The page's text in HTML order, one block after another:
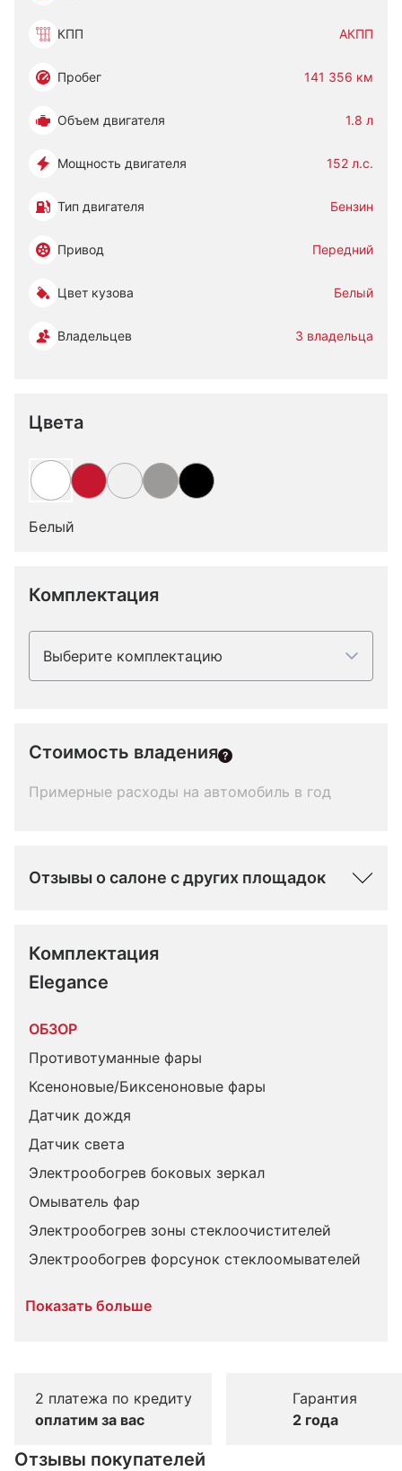
КПП АКПП
Пробег 141 356 км
Объем двигателя 1.8 л
Мощность двигателя 152 л.с.
Тип двигателя Бензин
Привод Передний
Цвет кузова Белый
Владельцев 3 владельца
Цвета
Белый
Комплектация
Выберите комплектацию
Стоимость владения
Примерные расходы на автомобиль в год
Отзывы о салоне с других площадок
Комплектация
Elegance
ОБЗОР
Противотуманные фары
Ксеноновые/Биксеноновые фары
Датчик дождя
Датчик света
Электрообогрев боковых зеркал
Омыватель фар
Электрообогрев зоны стеклоочистителей
Электрообогрев форсунок стеклоомывателей
Показать больше
2 платежа по кредиту
оплатим за вас
Гарантия
2 года
Отзывы покупателей